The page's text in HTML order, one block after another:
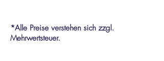
*Alle Preise verstehen sich zzgl.
Mehrwertsteuer.